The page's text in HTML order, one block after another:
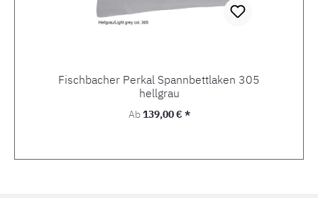
Fischbacher Perkal Spannbettlaken 305
hellgrau
Regulärer Preis:
Ab139,00 € *